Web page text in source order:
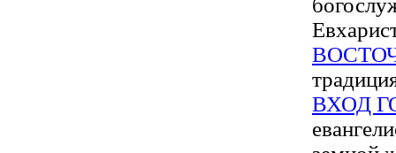
ВХОД